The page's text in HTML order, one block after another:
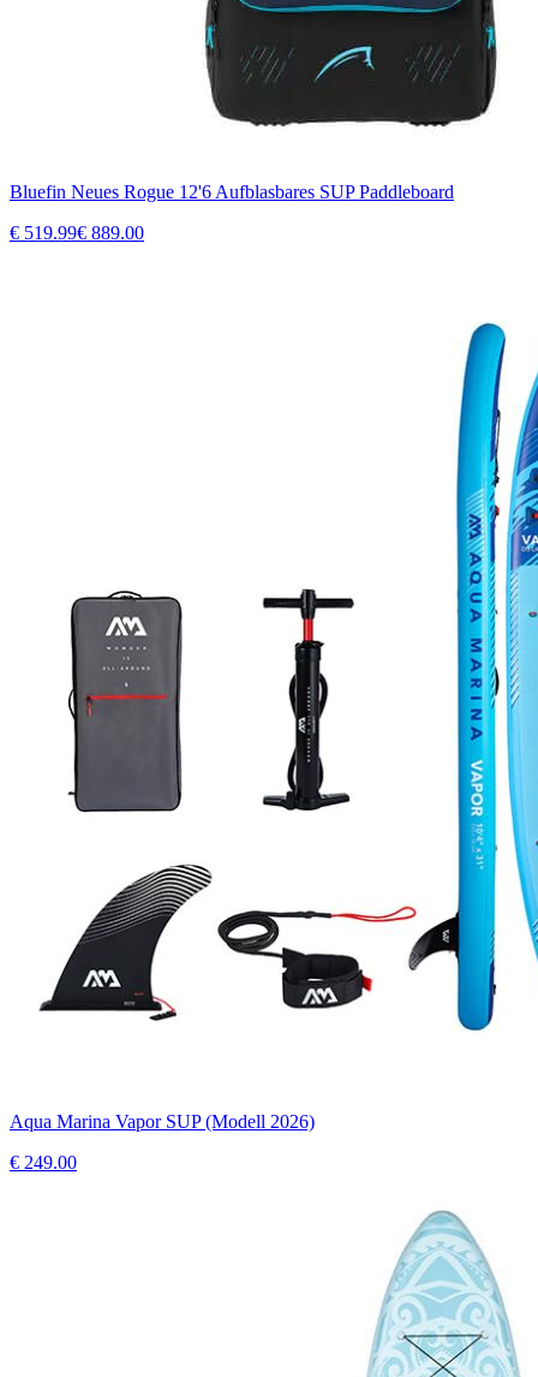
Bluefin Neues Rogue 12'6 Aufblasbares SUP Paddleboard
€ 519.99€ 889.00
Aqua Marina Vapor SUP (Modell 2026)
€ 249.00